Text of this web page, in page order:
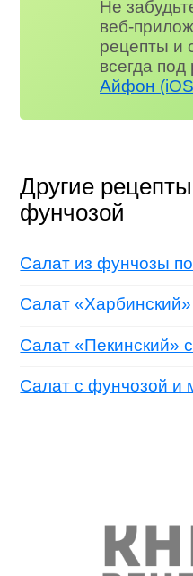
Не
веб-
рецепты и
всегда под
Айфон
Другие
фунчозой
Салат из фунчозы
Салат
Салат «Пекинский»
Салат с фунчозой и